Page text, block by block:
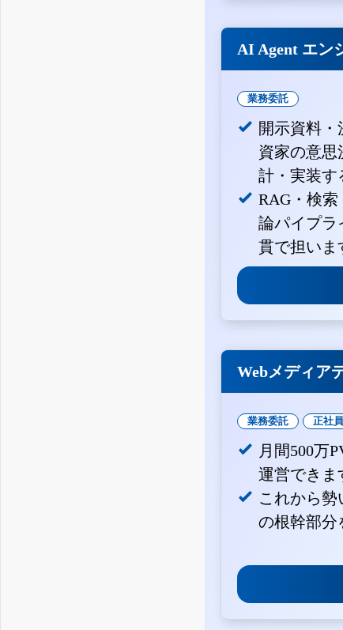
AI Agent エン
業務委託
開示資料
資家の意思
計・実装す
RAG・検
論パイプラ
貫で担いま
Webメディア
業務委託 正社員
月間500万
運営できま
これから勢
の根幹部分